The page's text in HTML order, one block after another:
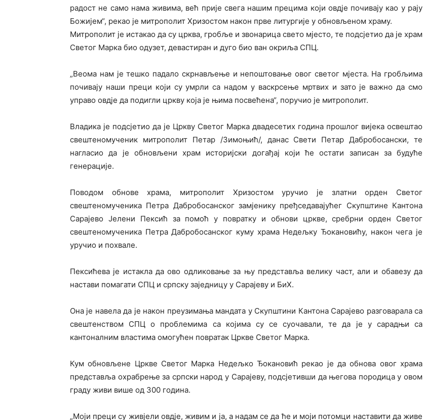
радост не само нама живима, већ прије свега нашим прецима који овд‌је почивају као у рају
Божијем“, рекао је митрополит Хризостом након прве литургије у обновљеном храму.
Митрополит је истакао да су црква, гробље и звонарица свето мјесто, те подсјетио да је храм
Светог Марка био одузет, девастиран и дуго био ван окриља СПЦ.
„Веома нам је тешко падало скрнављење и непоштовање овог светог мјеста. На гробљима
почивају наши преци који су умрли са надом у васкрсење мртвих и зато је важно да смо
управо овд‌је да подигли цркву која је њима посвећена“, поручио је митрополит.
Владика је подсјетио да је Цркву Светог Марка двадесетих година прошлог вијека освештао
свештеномученик митрополит Петар /Зимоњић/, данас Свети Петар Дабробосански, те
нагласио да је обновљени храм историјски догађај који ће остати записан за будуће
генерације.
Поводом обнове храма, митрополит Хризостом уручио је златни орден Светог
свештеномученика Петра Дабробосанског замјенику пређседавајућег Скупштине Кантона
Сарајево Јелени Пексић за помоћ у повратку и обнови цркве, сребрни орден Светог
свештеномученика Петра Дабробосанског куму храма Недељку Ђокановићу, након чега је
уручио и похвале.
Пексићева је истакла да ово одликовање за њу представља велику част, али и обавезу да
настави помагати СПЦ и српску заједницу у Сарајеву и БиХ.
Она је навела да је након преузимања мандата у Скупштини Кантона Сарајево разговарала са
свештенством СПЦ о проблемима са којима су се суочавали, те да је у сарадњи са
кантоналним властима омогућен повратак Цркве Светог Марка.
Кум обновљене Цркве Светог Марка Недељко Ђокановић рекао је да обнова овог храма
представља охрабрење за српски народ у Сарајеву, подсјетивши да његова породица у овом
граду живи више од 300 година.
„Моји преци су живјели овд‌је, живим и ја, а надам се да ће и моји потомци наставити да живе